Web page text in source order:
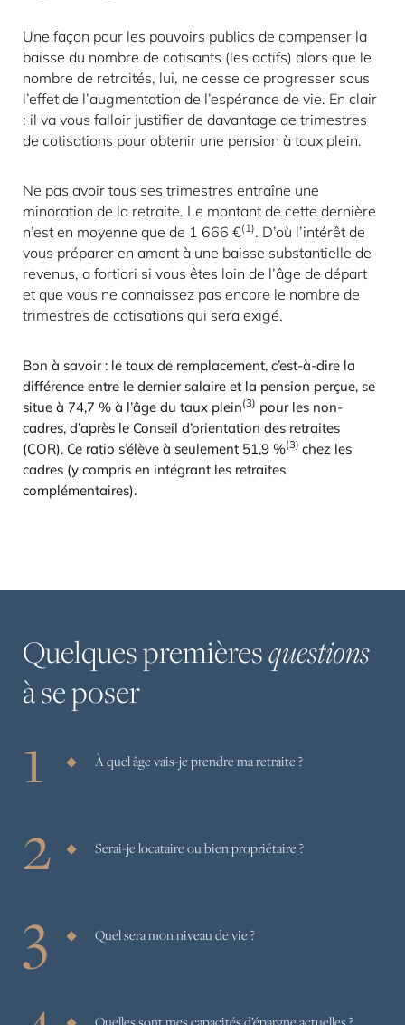
Une façon pour les pouvoirs publics de compenser la
baisse du nombre de cotisants (les actifs) alors que le
nombre de retraités, lui, ne cesse de progresser sous
l’effet de l’augmentation de l’espérance de vie. En clair
: il va vous falloir justifier de davantage de trimestres
de cotisations pour obtenir une pension à taux plein.
Ne pas avoir tous ses trimestres entraîne une
minoration de la retraite. Le montant de cette dernière
n’est en moyenne que de 1 666 €(1). D’où l’intérêt de
vous préparer en amont à une baisse substantielle de
revenus, a fortiori si vous êtes loin de l’âge de départ
et que vous ne connaissez pas encore le nombre de
trimestres de cotisations qui sera exigé.
Bon à savoir : le taux de remplacement, c’est-à-dire la
différence entre le dernier salaire et la pension perçue, se
situe à 74,7 % à l’âge du taux plein(3) pour les non-
cadres, d’après le Conseil d’orientation des retraites
(COR). Ce ratio s’élève à seulement 51,9 %(3) chez les
cadres (y compris en intégrant les retraites
complémentaires).
Quelquespremièresquestions
àseposer
À quel âge vais-je prendre ma retraite ?
Serai-je locataire ou bien propriétaire ?
Quel sera mon niveau de vie ?